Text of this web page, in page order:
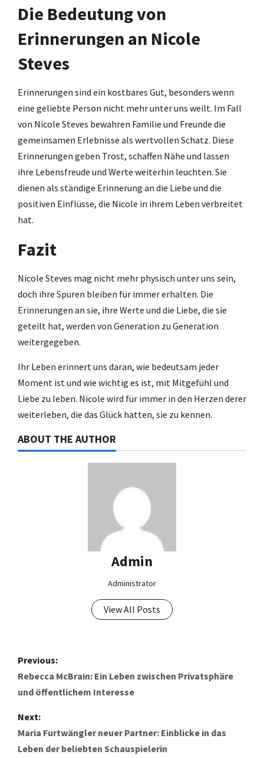
Die Bedeutung von
Erinnerungen an Nicole
Steves
Erinnerungen sind ein kostbares Gut, besonders wenn
eine geliebte Person nicht mehr unter uns weilt. Im Fall
von Nicole Steves bewahren Familie und Freunde die
gemeinsamen Erlebnisse als wertvollen Schatz. Diese
Erinnerungen geben Trost, schaffen Nähe und lassen
ihre Lebensfreude und Werte weiterhin leuchten. Sie
dienen als ständige Erinnerung an die Liebe und die
positiven Einflüsse, die Nicole in ihrem Leben verbreitet
hat.
Fazit
Nicole Steves mag nicht mehr physisch unter uns sein,
doch ihre Spuren bleiben für immer erhalten. Die
Erinnerungen an sie, ihre Werte und die Liebe, die sie
geteilt hat, werden von Generation zu Generation
weitergegeben.
Ihr Leben erinnert uns daran, wie bedeutsam jeder
Moment ist und wie wichtig es ist, mit Mitgefühl und
Liebe zu leben. Nicole wird für immer in den Herzen derer
weiterleben, die das Glück hatten, sie zu kennen.
ABOUT THE AUTHOR
Admin
Administrator
View All Posts
P
o
t
Previous:
Rebecca McBrain: Ein Leben zwischen Privatsphäre
und öffentlichem Interesse
Next:
Maria Furtwängler neuer Partner: Einblicke in das
Leben der beliebten Schauspielerin